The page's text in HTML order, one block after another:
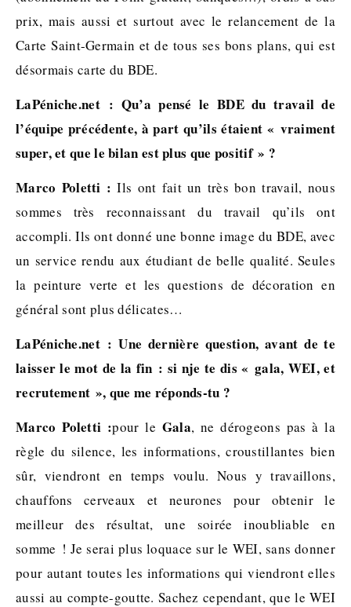
prix, mais aussi et surtout avec le relancement de la
Carte Saint-Germain et de tous ses bons plans, qui est
désormais carte du BDE.
LaPéniche.net : Qu’a pensé le BDE du travail de
l’équipe précédente, à part qu’ils étaient « vraiment
super, et que le bilan est plus que positif » ?
Marco Poletti : Ils ont fait un très bon travail, nous
sommes très reconnaissant du travail qu’ils ont
accompli. Ils ont donné une bonne image du BDE, avec
un service rendu aux étudiant de belle qualité. Seules
la peinture verte et les questions de décoration en
général sont plus délicates…
LaPéniche.net : Une dernière question, avant de te
laisser le mot de la fin : si nje te dis « gala, WEI, et
recrutement », que me réponds-tu ?
Marco Poletti :pour le Gala, ne dérogeons pas à la
règle du silence, les informations, croustillantes bien
sûr, viendront en temps voulu. Nous y travaillons,
chauffons cerveaux et neurones pour obtenir le
meilleur des résultat, une soirée inoubliable en
somme ! Je serai plus loquace sur le WEI, sans donner
pour autant toutes les informations qui viendront elles
aussi au compte-goutte. Sachez cependant, que le WEI